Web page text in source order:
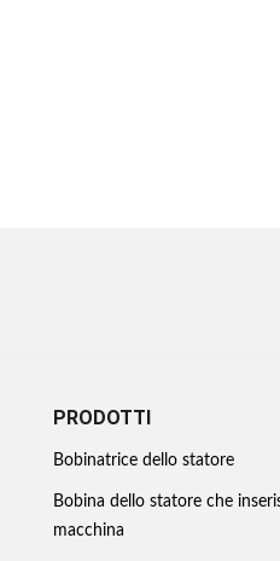
PRODOTTI
Bobinatrice dello statore
Bobina dello statore che
macchina